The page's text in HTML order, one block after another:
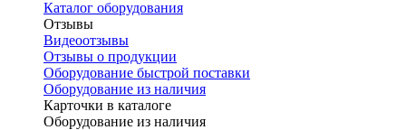
Каталог оборудования
Отзывы
Видеоотзывы
Отзывы о продукции
Оборудование быстрой поставки
Оборудование из наличия
Карточки в каталоге
Оборудование из наличия